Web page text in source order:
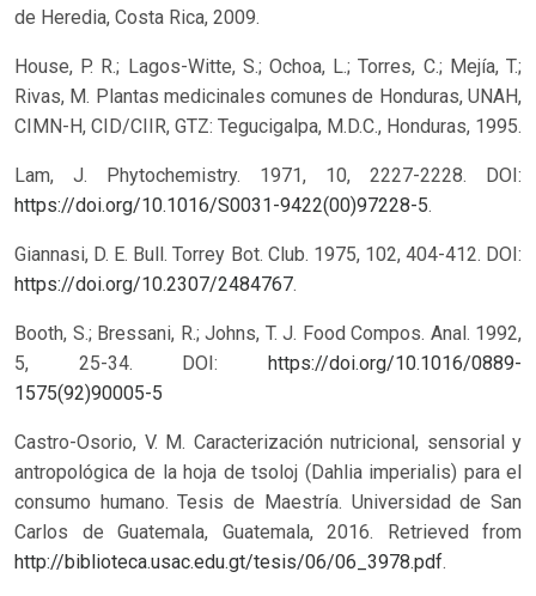
de Heredia, Costa Rica, 2009.
House, P. R.; Lagos-Witte, S.; Ochoa, L.; Torres, C.; Mejía, T.;
Rivas, M. Plantas medicinales comunes de Honduras, UNAH,
CIMN-H, CID/CIIR, GTZ: Tegucigalpa, M.D.C., Honduras, 1995.
Lam, J. Phytochemistry. 1971, 10, 2227-2228. DOI:
https://doi.org/10.1016/S0031-9422(00)97228-5.
Giannasi, D. E. Bull. Torrey Bot. Club. 1975, 102, 404-412. DOI:
https://doi.org/10.2307/2484767.
Booth, S.; Bressani, R.; Johns, T. J. Food Compos. Anal. 1992,
5, 25-34. DOI:https://doi.org/10.1016/0889-
1575(92)90005-5
Castro-Osorio, V. M. Caracterización nutricional, sensorial y
antropológica de la hoja de tsoloj (Dahlia imperialis) para el
consumo humano. Tesis de Maestría. Universidad de San
Carlos de Guatemala, Guatemala, 2016. Retrieved from
http://biblioteca.usac.edu.gt/tesis/06/06_3978.pdf.